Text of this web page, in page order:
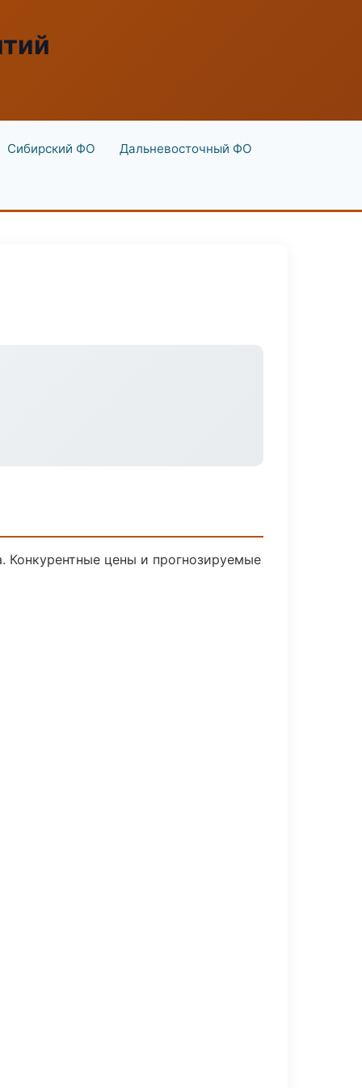
Сибирский ФО Дальневосточный ФО
Конкурентные цены и прогнозируемые